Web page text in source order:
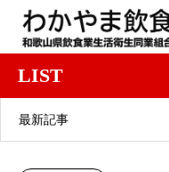
LIST
最新記事